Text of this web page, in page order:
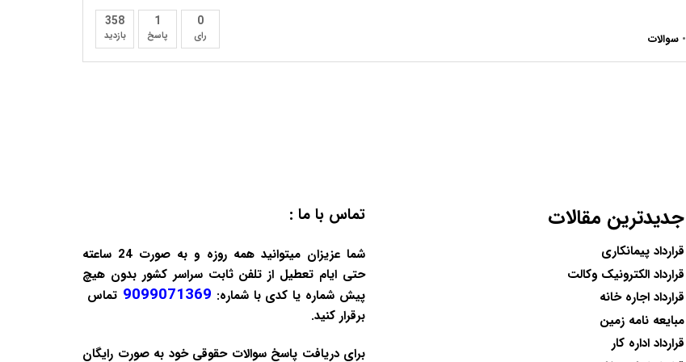
• سوالات
358
بازدید
1
پاسخ
0
رای
جدیدترین مقالات
قرارداد پیمانکاری
قرارداد الکترونیک وکالت
قرارداد اجاره خانه
مبایعه نامه زمین
قرارداد اداره کار
تماس با ما :
شما عزیزان میتوانید همه روزه و به صورت 24 ساعته
حتی ایام تعطیل از تلفن ثابت سراسر کشور بدون هیچ
پیش شماره یا کدی با شماره: 9099071369 تماس
برقرار کنید.
برای دریافت پاسخ سوالات حقوقی خود به صورت رایگان